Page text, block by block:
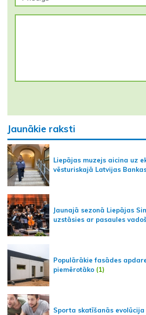
Jaunākie raksti
Liepājas muzejs aicina uz
vēsturiskajā Latvijas
Jaunajā sezonā Liepājas
uzstāsies ar pasaules
Populārākie fasādes
piemērotāko (1)
Sporta skatīšanās